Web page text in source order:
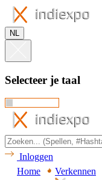
NL
Selecteer je taal
Inloggen
Home
Verkennen